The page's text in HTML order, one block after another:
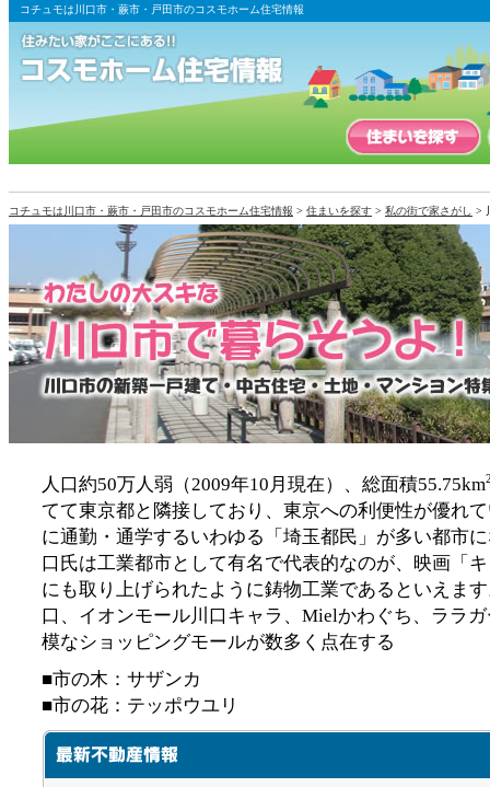
コチュモは川口市・蕨市・戸田市のコスモホーム住宅情報
コチュモは川口市・蕨市・戸田市のコスモホーム住宅情報 > 住まいを探す > 私の街で家さがし >
人口約50万人弱（2009年10月現在）、総面積55.75km
てて東京都と隣接しており、東京への利便性が優れ
に通勤・通学するいわゆる「埼玉都民」が多い都市
口氏は工業都市として有名で代表的なのが、映画「
にも取り上げられたように鋳物工業であるといえま
口、イオンモール川口キャラ、Mielかわぐち、ララ
模なショッピングモールが数多く点在する
■市の木：サザンカ
■市の花：テッポウユリ